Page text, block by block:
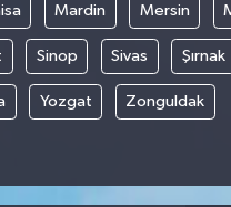
Mardin Mersin
Sinop Sivas Şırnak
Yozgat Zonguldak